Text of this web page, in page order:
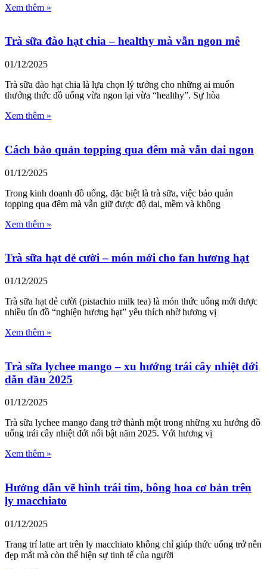
Xem thêm »
Trà sữa đào hạt chia – healthy mà vẫn ngon mê
01/12/2025
Trà sữa đào hạt chia là lựa chọn lý tưởng cho những ai muốn
thưởng thức đồ uống vừa ngon lại vừa “healthy”. Sự hòa
Xem thêm »
Cách bảo quản topping qua đêm mà vẫn dai ngon
01/12/2025
Trong kinh doanh đồ uống, đặc biệt là trà sữa, việc bảo quản
topping qua đêm mà vẫn giữ được độ dai, mềm và không
Xem thêm »
Trà sữa hạt dẻ cười – món mới cho fan hương hạt
01/12/2025
Trà sữa hạt dẻ cười (pistachio milk tea) là món thức uống mới được
nhiều tín đồ “nghiện hương hạt” yêu thích nhờ hương vị
Xem thêm »
Trà sữa lychee mango – xu hướng trái cây nhiệt đới
dẫn đầu 2025
01/12/2025
Trà sữa lychee mango đang trở thành một trong những xu hướng đồ
uống trái cây nhiệt đới nổi bật năm 2025. Với hương vị
Xem thêm »
Hướng dẫn vẽ hình trái tim, bông hoa cơ bản trên
ly macchiato
01/12/2025
Trang trí latte art trên ly macchiato không chỉ giúp thức uống trở nên
đẹp mắt mà còn thể hiện sự tinh tế của người